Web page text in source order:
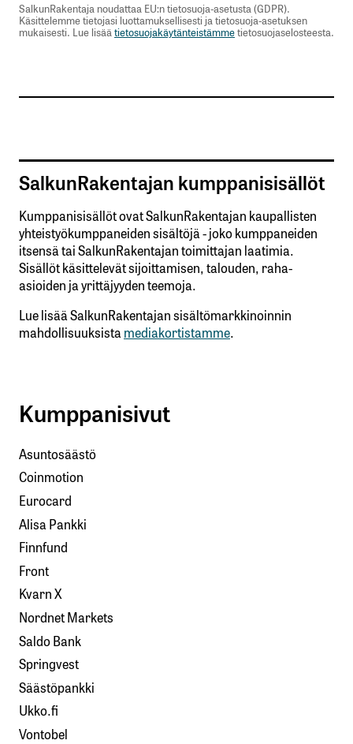
SalkunRakentaja noudattaa EU:n tietosuoja-asetusta (GDPR).
Käsittelemme tietojasi luottamuksellisesti ja tietosuoja-asetuksen
mukaisesti. Lue lisäätietosuojakäytänteistämmetietosuojaselosteesta.
SalkunRakentajan kumppanisisällöt
Kumppanisisällöt ovat SalkunRakentajan kaupallisten
yhteistyökumppaneiden sisältöjä - joko kumppaneiden
itsensä tai SalkunRakentajan toimittajan laatimia.
Sisällöt käsittelevät sijoittamisen, talouden, raha-
asioiden ja yrittäjyyden teemoja.
Lue lisää SalkunRakentajan sisältömarkkinoinnin
mahdollisuuksistamediakortistamme.
Kumppanisivut
Asuntosäästö
Coinmotion
Eurocard
Alisa Pankki
Finnfund
Front
Kvarn X
Nordnet Markets
Saldo Bank
Springvest
Säästöpankki
Ukko.fi
Vontobel